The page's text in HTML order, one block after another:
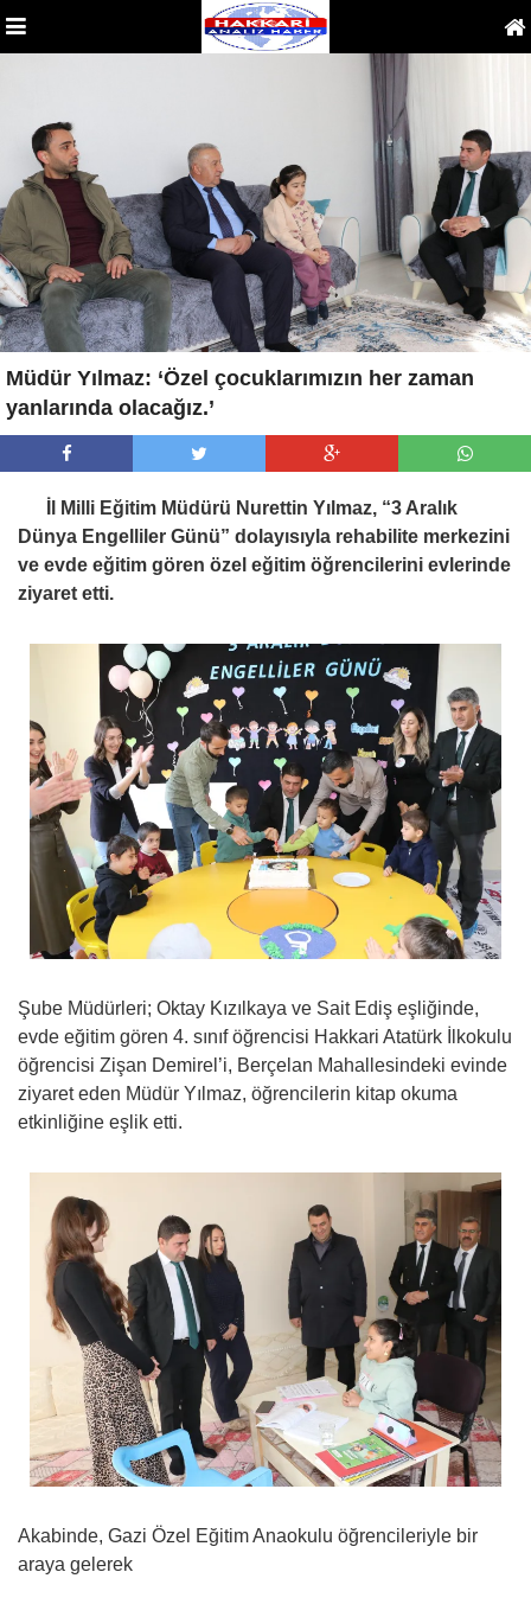
Müdür Yılmaz: ‘Özel çocuklarımızın her zaman
yanlarında olacağız.’
İl Milli Eğitim Müdürü Nurettin Yılmaz, “3 Aralık
Dünya Engelliler Günü” dolayısıyla rehabilite merkezini
ve evde eğitim gören özel eğitim öğrencilerini evlerinde
ziyaret etti.
Şube Müdürleri; Oktay Kızılkaya ve Sait Ediş eşliğinde,
evde eğitim gören 4. sınıf öğrencisi Hakkari Atatürk İlkokulu
öğrencisi Zişan Demirel’i, Berçelan Mahallesindeki evinde
ziyaret eden Müdür Yılmaz, öğrencilerin kitap okuma
etkinliğine eşlik etti.
Akabinde, Gazi Özel Eğitim Anaokulu öğrencileriyle bir
araya gelerek